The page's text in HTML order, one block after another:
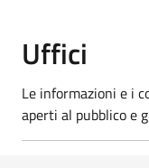
Uffici
Le informazioni e i
aperti al pubblico e